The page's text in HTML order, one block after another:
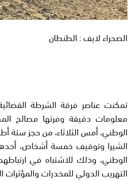
الصحراء لايف : الطنطان
تمكنت عناصر فرقة الشرطة
معلومات دقيقة وفرتها مصالح
الشيرا وتوقيف خمسة أشخاص،
الوطني، وذلك للاشتباه في
التهريب الدولي للمخدرات والمؤثرات